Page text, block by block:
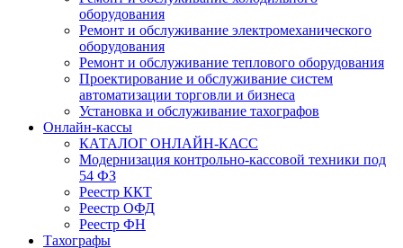
оборудования
Ремонт и обслуживание электромеханического
оборудования
Ремонт и обслуживание теплового оборудования
Проектирование и обслуживание систем
автоматизации торговли и бизнеса
Установка и обслуживание тахографов
Онлайн-кассы
КАТАЛОГ ОНЛАЙН-КАСС
Модернизация контрольно-кассовой техники под
54 ФЗ
Реестр ККТ
Реестр ОФД
Реестр ФН
Тахографы